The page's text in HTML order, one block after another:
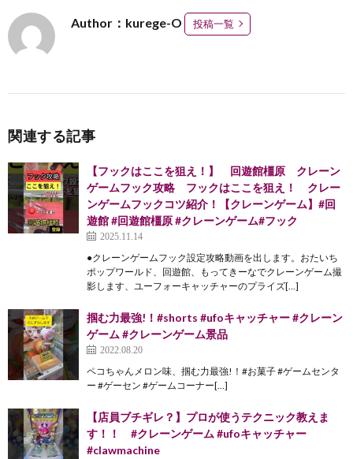
Author：kurege-O 投稿一覧
関連する記事
【フックはここを狙え！】 回遊館橿原 クレーン
ゲームフック攻略 フックはここを狙え！ クレー
ンゲームフックコツ紹介！【クレーンゲーム】#回
遊館 #回遊館橿原 #クレーンゲーム#フック
2025.11.14
●クレーンゲームフック設定攻略動画を出します。おたいち
ポップワールド、回遊館、もってきーなでクレーンゲーム撮
影します、ユーフォーキャッチャーのプライズ[…]
掴む力最強!！#shorts #ufoキャッチャー #クレーン
ゲーム #クレーンゲーム景品
2022.08.20
ペコちゃんメロン味、掴む力最強!！#お菓子 #ゲームセンタ
ー #ゲーセン #ゲームコーナー[…]
【店員ブチギレ？】プロが使うテクニック教えま
す！！ #クレーンゲーム #ufoキャッチャー
#clawmachine